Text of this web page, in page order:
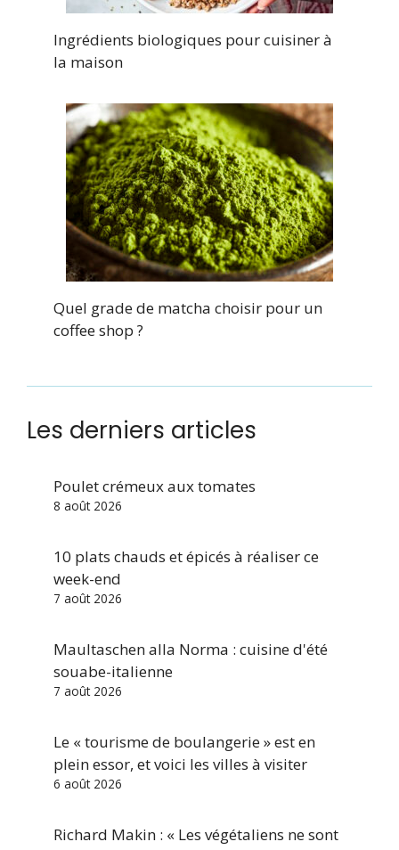
Ingrédients biologiques pour cuisiner à
la maison
Quel grade de matcha choisir pour un
coffee shop ?
Les derniers articles
Poulet crémeux aux tomates
8 août 2026
10 plats chauds et épicés à réaliser ce
week-end
7 août 2026
Maultaschen alla Norma : cuisine d'été
souabe-italienne
7 août 2026
Le « tourisme de boulangerie » est en
plein essor, et voici les villes à visiter
6 août 2026
Richard Makin : « Les végétaliens ne sont